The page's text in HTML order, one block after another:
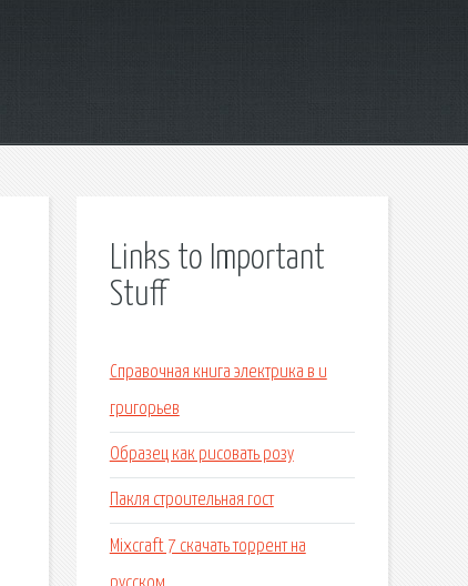
Links to Important
Stuff
Справочная книга электрика в и
григорьев
Образец как рисовать розу
Пакля строительная гост
Mixcraft 7 скачать торрент на